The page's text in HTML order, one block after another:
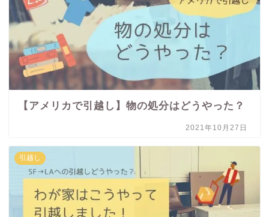
【アメリカで引越し】物の処分はどうやった？
2021年10月27日
引越し